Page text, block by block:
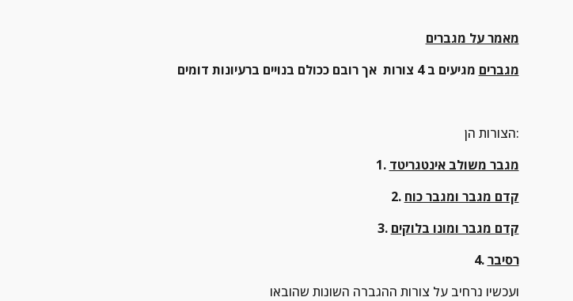
מאמר על מגברים
מגברים מגיעים ב 4 צורות  אך רובם ככולם בנויים ברעיונות דומים
הצורות הן:
1. מגבר משולב אינטגריטד
2. קדם מגבר ומגבר כוח
3. קדם מגבר ומונו בלוקים
4. רסיבר
ועכשיו נרחיב על צורות ההגברה השונות שהובאו